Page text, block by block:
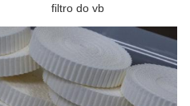
filtro do vb